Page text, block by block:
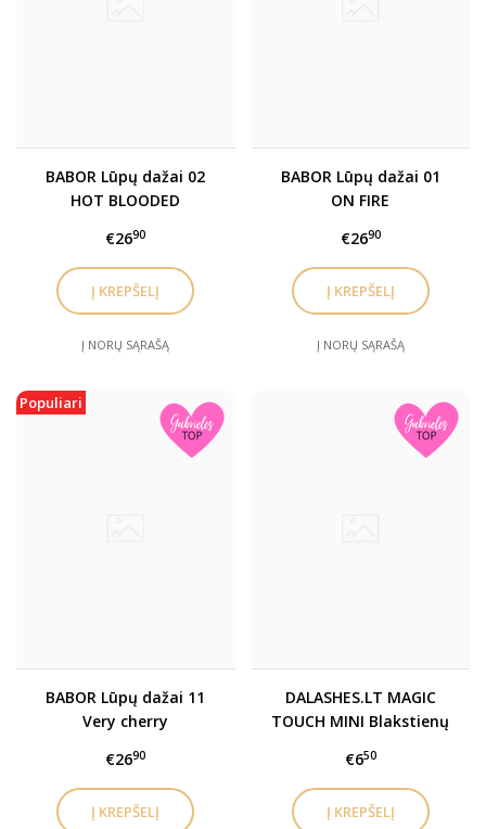
BABOR Lūpų dažai 02
HOT BLOODED
€2690
Į NORŲ SĄRAŠĄ
BABOR Lūpų dažai 01
ON FIRE
€2690
Į NORŲ SĄRAŠĄ
Populiari
BABOR Lūpų dažai 11
Very cherry
€2690
DALASHES.LT MAGIC
TOUCH MINI Blakstienų
užbaigimo gelis (Nr.3)
€650